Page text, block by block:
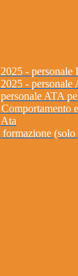
-
- personale
ATA
(solo